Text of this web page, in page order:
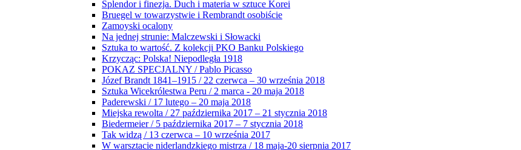
Splendor i finezja. Duch i materia w sztuce Korei
Bruegel w towarzystwie i Rembrandt osobiście
Zamoyski ocalony
Na jednej strunie: Malczewski i Słowacki
Sztuka to wartość. Z kolekcji PKO Banku Polskiego
Krzycząc: Polska! Niepodległa 1918
POKAZ SPECJALNY / Pablo Picasso
Józef Brandt 1841–1915 / 22 czerwca – 30 września 2018
Sztuka Wicekrólestwa Peru / 2 marca - 20 maja 2018
Paderewski / 17 lutego – 20 maja 2018
Miejska rewolta / 27 października 2017 – 21 stycznia 2018
Biedermeier / 5 października 2017 – 7 stycznia 2018
Tak widzą / 13 czerwca – 10 września 2017
W warsztacie niderlandzkiego mistrza / 18 maja-20 sierpnia 2017